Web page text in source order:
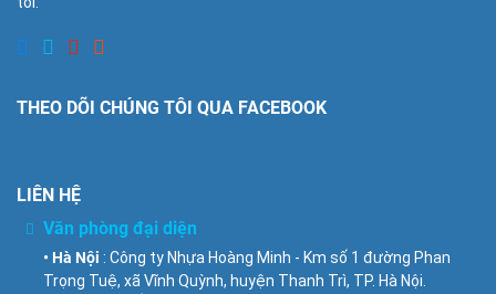
THEO DÕI CHÚNG TÔI QUA FACEBOOK
LIÊN HỆ
Văn phòng đại diện
• Hà Nội : Công ty Nhựa Hoàng Minh - Km số 1 đường Phan
Trọng Tuệ, xã Vĩnh Quỳnh, huyện Thanh Trì, TP. Hà Nội.